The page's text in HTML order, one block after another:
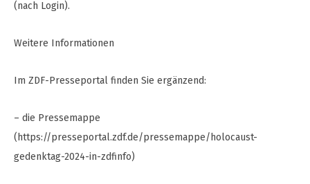
(nach Login).
Weitere Informationen
Im ZDF-Presseportal finden Sie ergänzend:
– die Pressemappe
(https://presseportal.zdf.de/pressemappe/holocaust-
gedenktag-2024-in-zdfinfo)